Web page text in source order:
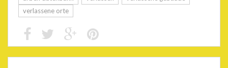
verlassene orte